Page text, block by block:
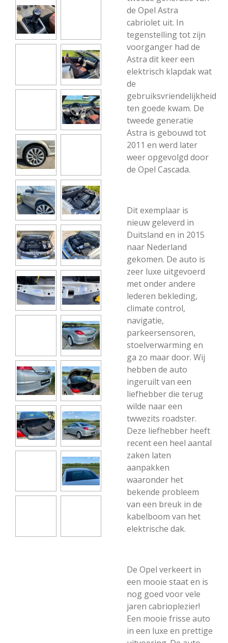
de Opel Astra
cabriolet uit. In
tegenstelling tot zijn
voorganger had de
Astra dit keer een
elektrisch klapdak wat
de
gebruiksvriendelijkheid
ten goede kwam. De
tweede generatie
Astra is gebouwd tot
2011 en werd later
weer opgevolgd door
de Opel Cascada.
Dit exemplaar is
nieuw geleverd in
Duitsland en in 2015
naar Nederland
gekomen. De auto is
zeer luxe uitgevoerd
met onder andere
lederen bekleding,
climate control,
navigatie,
parkeersensoren,
stoelverwarming en
ga zo maar door. Wij
hebben de auto
ingeruilt van een
liefhebber die terug
wilde naar een
twwezits roadster.
Deze liefhebber heeft
recent een heel aantal
zaken laten
aanpakken
waaronder het
bekende probleem
van een breuk in de
kabelboom van het
elektrische dak.
De Opel verkeert in
een mooie staat en is
nog goed voor vele
jaren cabrioplezier!
Een mooie frisse auto
in een luxe en prettige